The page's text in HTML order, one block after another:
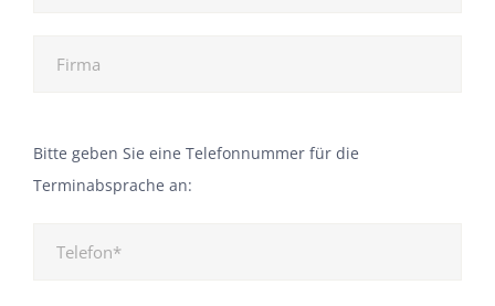
Bitte geben Sie eine Telefonnummer für die
Terminabsprache an: